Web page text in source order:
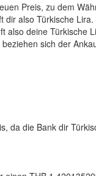
Preis, zu dem
also Türkische
also deine Türkische
sich der
da die Bank dir